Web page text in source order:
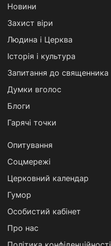
Новини
Захист віри
Людина і Церква
Історія і культура
Запитання до священника
Думки вголос
Блоги
Гарячі точки
Опитування
Соцмережі
Церковний календар
Гумор
Особистий кабінет
Про нас